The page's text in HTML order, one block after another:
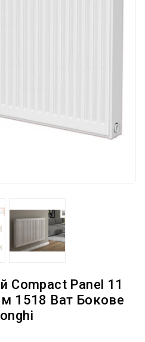
Compact Panel 11
1518 Ват Бокове